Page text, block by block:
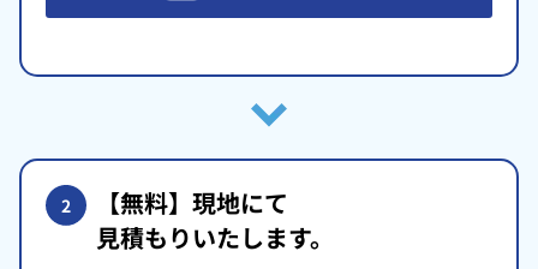
2 【無料】現地にて
見積もりいたします。